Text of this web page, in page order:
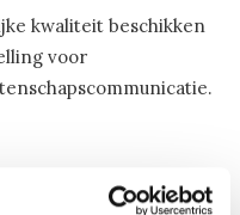
kwaliteit beschikken
voor